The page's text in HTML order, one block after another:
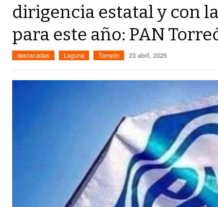
dirigencia estatal y con
para este año: PAN
destacadas Laguna Torreón 23 abril, 2025